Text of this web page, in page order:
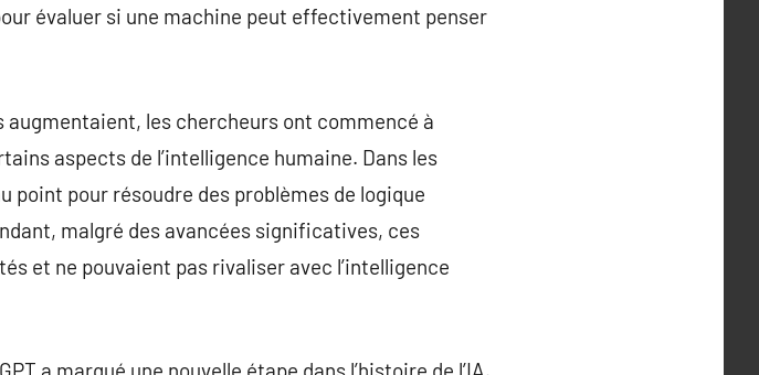
évaluer si une machine peut effectivement penser
les chercheurs ont commencé à
aspects de l’intelligence humaine. Dans les
point pour résoudre des problèmes de logique
malgré des avancées significatives, ces
et ne pouvaient pas rivaliser avec l’intelligence